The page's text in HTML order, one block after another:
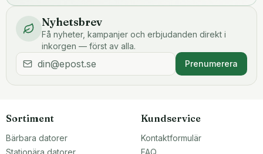
Nyhetsbrev
Få nyheter, kampanjer och erbjudanden direkt i
inkorgen — först av alla.
Prenumerera
Sortiment
Bärbara datorer
Kundservice
Kontaktformulär